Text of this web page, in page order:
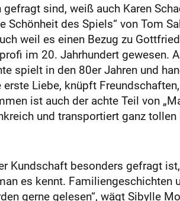
sind, weiß auch Karen
Schönheit des Spiels“ von Tom
weil es einen Bezug zu
im 20. Jahrhundert gewesen.
spielt in den 80er Jahren und
Liebe, knüpft
ist auch der achte Teil von
und transportiert ganz
Kundschaft besonders gefragt
es kennt.
gerne gelesen“, wägt Sibylle